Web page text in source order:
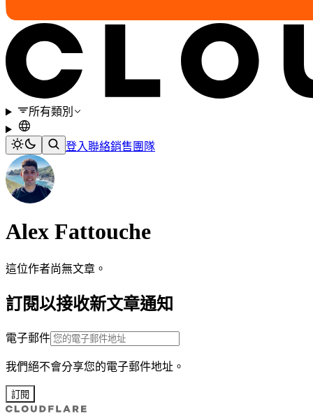
所有類別
登入聯絡銷售團隊
Alex Fattouche
這位作者尚無文章。
訂閱以接收新文章通知
電子郵件
我們絕不會分享您的電子郵件地址。
訂閱